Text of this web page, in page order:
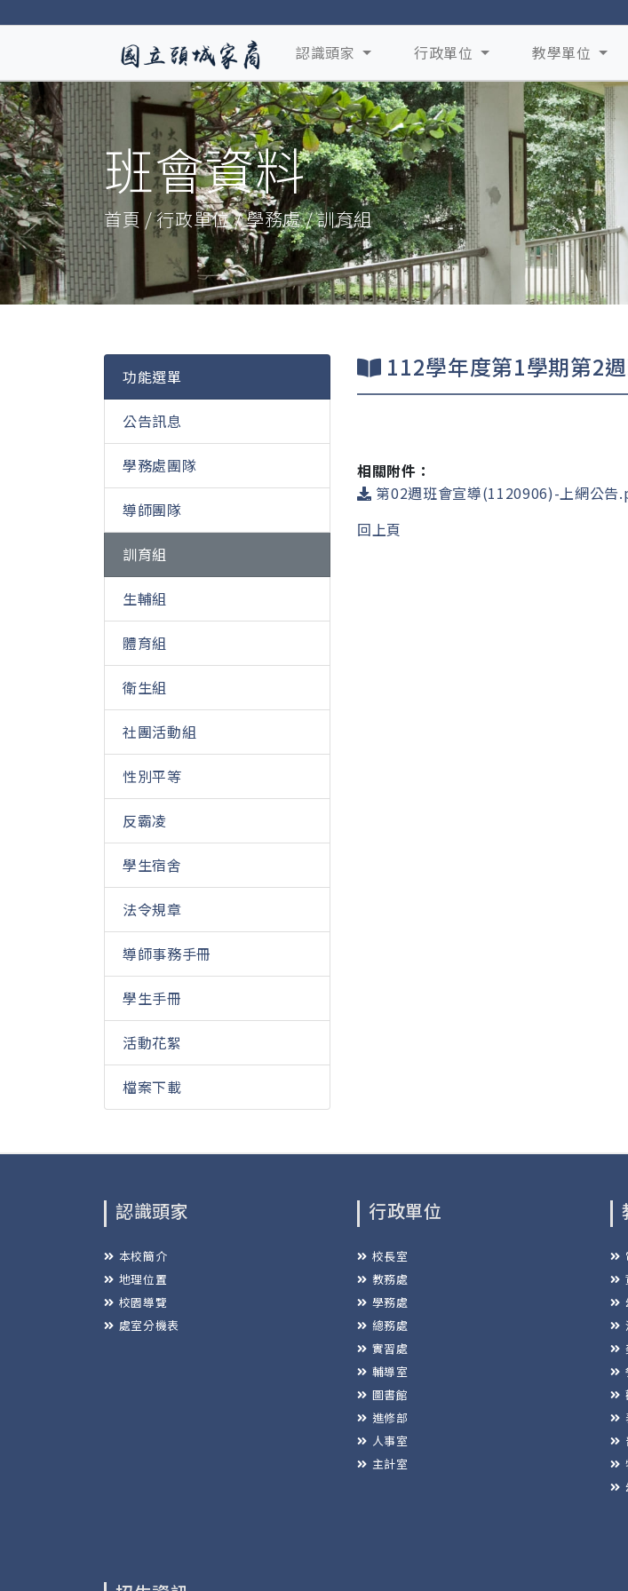
認識頭家 行政單位 教學單位
班會資料
首頁 / 行政單位 / 學務處 / 訓育組
功能選單
公告訊息
學務處團隊
導師團隊
訓育組
生輔組
體育組
衛生組
社團活動組
性別平等
反霸凌
學生宿舍
法令規章
導師事務手冊
學生手冊
活動花絮
檔案下載
112學年度第1學期第2
相關附件：
第02週班會宣導(1120906)-上網公告
回上頁
認識頭家
本校簡介
地理位置
校園導覽
處室分機表
行政單位
校長室
教務處
學務處
總務處
實習處
輔導室
圖書館
進修部
人事室
主計室